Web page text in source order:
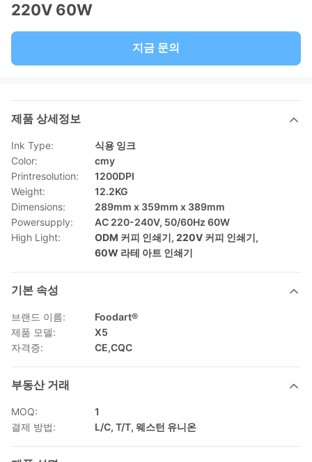
220V 60W
지금 문의
제품 상세정보
Ink Type:
식용 잉크
Color:
cmy
Printresolution:
1200DPI
Weight:
12.2KG
Dimensions:
289mm x 359mm x 389mm
Powersupply:
AC 220-240V, 50/60Hz 60W
High Light:
ODM 커피 인쇄기, 220V 커피 인쇄기,
60W 라테 아트 인쇄기
기본 속성
브랜드 이름:
Foodart®
제품 모델:
X5
자격증:
CE,CQC
부동산 거래
MOQ:
1
결제 방법:
L/C, T/T, 웨스턴 유니온